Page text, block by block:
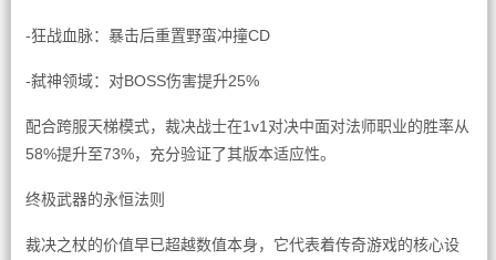
-狂战血脉：暴击后重置野蛮冲撞CD
-弑神领域：对BOSS伤害提升25%
配合跨服天梯模式，裁决战士在1v1对决中面对法师职业的胜率从
58%提升至73%，充分验证了其版本适应性。
终极武器的永恒法则
裁决之杖的价值早已超越数值本身，它代表着传奇游戏的核心设